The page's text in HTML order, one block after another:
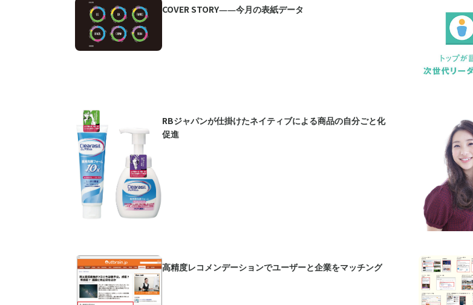
COVER STORY――今月の表紙データ
RBジャパンが仕掛けたネイティブによる商品の自分ごと化
促進
高精度レコメンデーションでユーザーと企業をマッチング